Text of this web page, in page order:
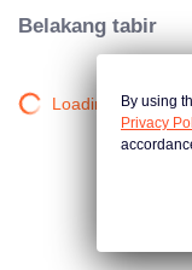
Belakang tabir
Loading…By using
Privacy